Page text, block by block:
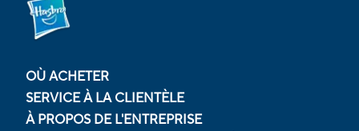
OÙ ACHETER
SERVICE À LA CLIENTÈLE
À PROPOS DE L'ENTREPRISE